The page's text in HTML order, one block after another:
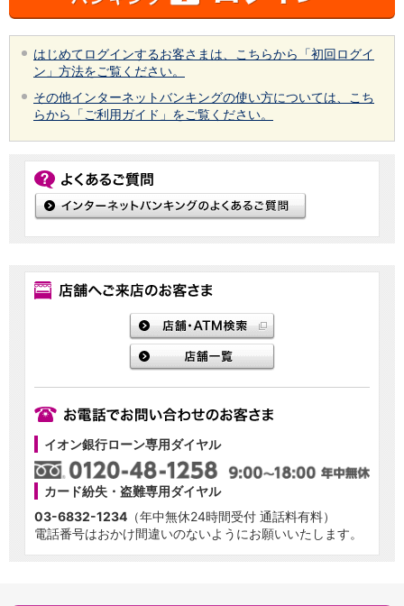
はじめてログインするお客さまは、こちらから「初回ログイ
ン」方法をご覧ください。
その他インターネットバンキングの使い方については、こち
らから「ご利用ガイド」をご覧ください。
イオン銀行ローン専用ダイヤル
カード紛失・盗難専用ダイヤル
03-6832-1234 （年中無休24時間受付 通話料有料）
電話番号はおかけ間違いのないようにお願いいたします。